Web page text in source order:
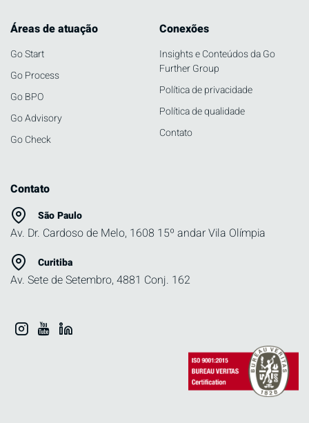
Áreas de atuação
Go Start
Go Process
Go BPO
Go Advisory
Go Check
Conexões
Insights e Conteúdos da Go
Further Group
Política de privacidade
Política de qualidade
Contato
Contato
São Paulo
Av. Dr. Cardoso de Melo, 1608 15º andar Vila Olímpia
Curitiba
Av. Sete de Setembro, 4881 Conj. 162